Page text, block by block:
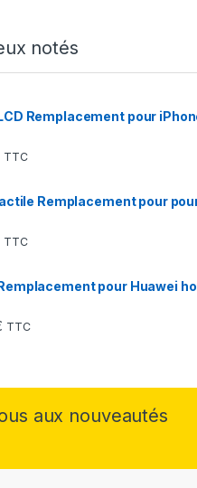
notés
Remplacement pour
TTC
Remplacement pour
TTC
pour Huawei
TTC
aux nouveautés